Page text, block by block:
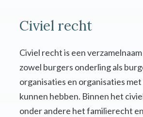
Civiel recht
Civiel recht is een
zowel burgers onderling als
organisaties en organisaties
kunnen hebben. Binnen het
onder andere het familierecht